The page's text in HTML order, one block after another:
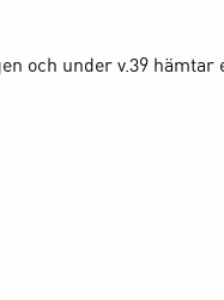
och under v.39